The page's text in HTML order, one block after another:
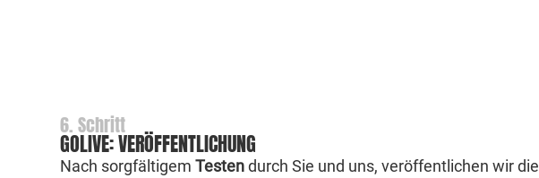
6. Schritt
GOLIVE: VERÖFFENTLICHUNG
Nach sorgfältigemTestendurch Sie und uns, veröffentlichen wir die